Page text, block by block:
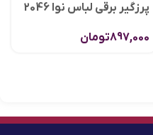
پرزگیر برقی لباس نوا 2046
897,000تومان